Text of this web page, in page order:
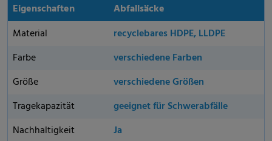
Eigenschaften
Abfallsäcke
Material
recyclebares HDPE, LLDPE
Farbe
verschiedene Farben
Größe
verschiedene Größen
Tragekapazität
geeignet für Schwerabfälle
Nachhaltigkeit
Ja